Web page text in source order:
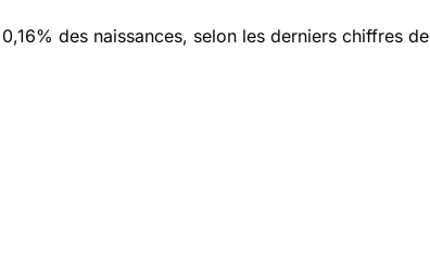
des naissances, selon les derniers chiffres de